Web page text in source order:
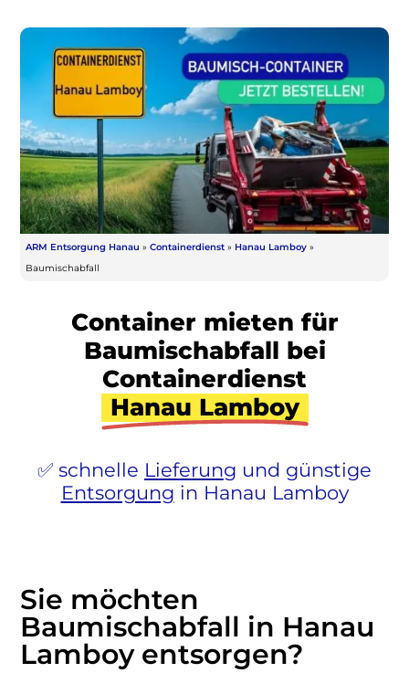
ARM Entsorgung Hanau » Containerdienst » Hanau Lamboy »
Baumischabfall
Container mieten für
Baumischabfall bei
Containerdienst
Hanau Lamboy
schnelle Lieferung und günstige
Entsorgung in Hanau Lamboy
Sie möchten
Baumischabfall in Hanau
Lamboy entsorgen?